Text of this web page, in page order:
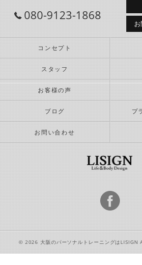
080-9123-1868
コンセプト
スタッフ
お客様の声
ブログ プ
お問い合わせ
© 2026 大阪のパーソナルトレーニングはLISIGN